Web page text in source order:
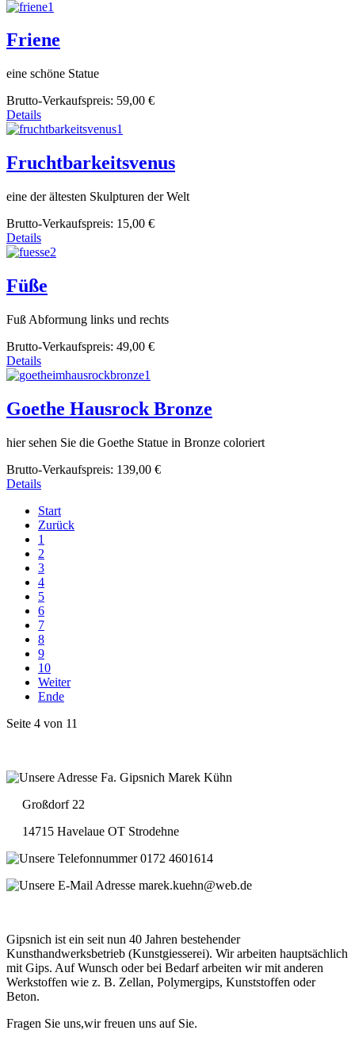
Friene
eine schöne Statue
Brutto-Verkaufspreis: 59,00 €
Details
Fruchtbarkeitsvenus
eine der ältesten Skulpturen der Welt
Brutto-Verkaufspreis: 15,00 €
Details
Füße
Fuß Abformung links und rechts
Brutto-Verkaufspreis: 49,00 €
Details
Goethe Hausrock Bronze
hier sehen Sie die Goethe Statue in Bronze coloriert
Brutto-Verkaufspreis: 139,00 €
Details
Start
Zurück
1
2
3
4
5
6
7
8
9
10
Weiter
Ende
Seite 4 von 11
Fa. Gipsnich Marek Kühn
Großdorf 22
14715 Havelaue OT Strodehne
0172 4601614
marek.kuehn@web.de
Gipsnich ist ein seit nun 40 Jahren bestehender
Kunsthandwerksbetrieb (Kunstgiesserei). Wir arbeiten hauptsächlich
mit Gips. Auf Wunsch oder bei Bedarf arbeiten wir mit anderen
Werkstoffen wie z. B. Zellan, Polymergips, Kunststoffen oder
Beton.
Fragen Sie uns,wir freuen uns auf Sie.